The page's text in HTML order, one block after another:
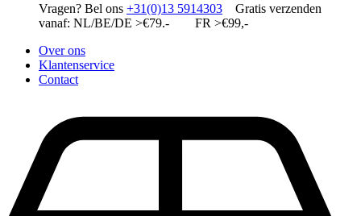
Vragen? Bel ons +31(0)13 5914303 Gratis verzenden
vanaf: NL/BE/DE >€79.- FR >€99,-
Over ons
Klantenservice
Contact